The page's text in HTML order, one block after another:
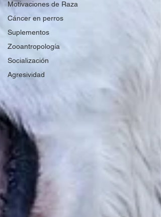
Motivaciones de Raza
Cáncer en perros
Suplementos
Zooantropología
Socialización
Agresividad